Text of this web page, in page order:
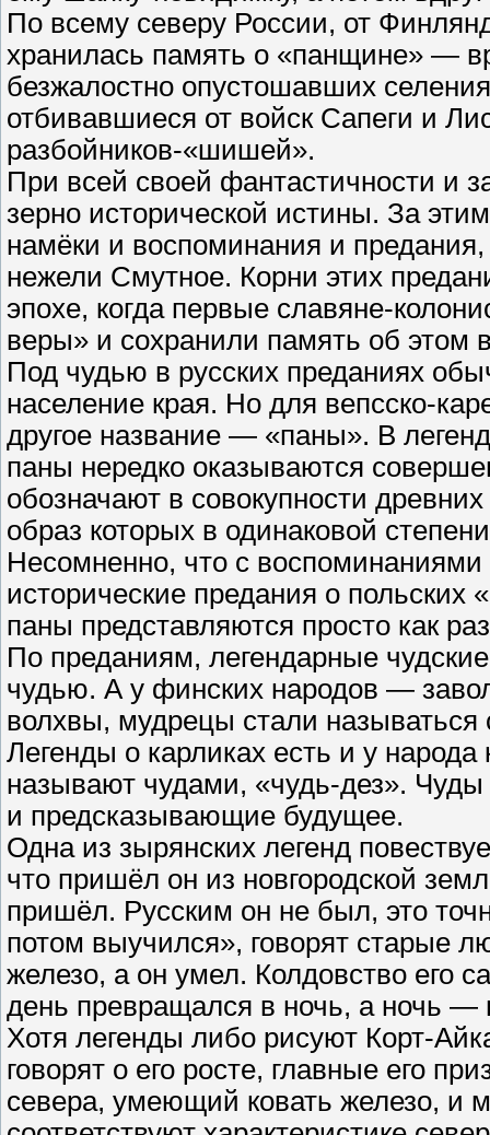
По всему северу России, от
хранилась память о «панщине» —
безжалостно опустошавших
отбивавшиеся от войск Сапеги и
разбойников-«шишей».
При всей своей фантастичности и
зерно исторической истины. За
намёки и воспоминания и
нежели Смутное. Корни этих
эпохе, когда первые славяне-
веры» и сохранили память об этом
Под чудью в русских преданиях
население края. Но для вепсско-
другое название — «паны». В
паны нередко оказываются
обозначают в совокупности
образ которых в одинаковой
Несомненно, что с
исторические предания о польских
паны представляются просто как
По преданиям, легендарные
чудью. А у финских народов —
волхвы, мудрецы стали
Легенды о карликах есть и у
называют чудами, «чудь-дез».
и предсказывающие будущее.
Одна из зырянских легенд
что пришёл он из новгородской
пришёл. Русским он не был, это
потом выучился», говорят старые
железо, а он умел. Колдовство его
день превращался в ночь, а ночь —
Хотя легенды либо рисуют Корт-
говорят о его росте, главные его
севера, умеющий ковать железо, и